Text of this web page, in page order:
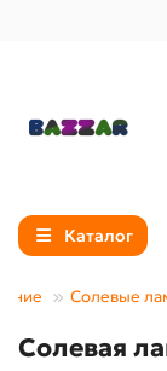
Каталог
Солевые
Солевая